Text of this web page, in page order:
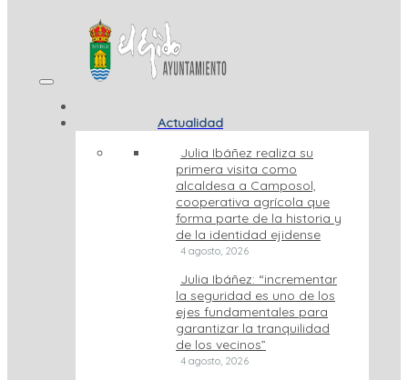
Actualidad
Julia Ibáñez realiza su
primera visita como
alcaldesa a Camposol,
cooperativa agrícola que
forma parte de la historia y
de la identidad ejidense
4 agosto, 2026
Julia Ibáñez: “incrementar
la seguridad es uno de los
ejes fundamentales para
garantizar la tranquilidad
de los vecinos”
4 agosto, 2026